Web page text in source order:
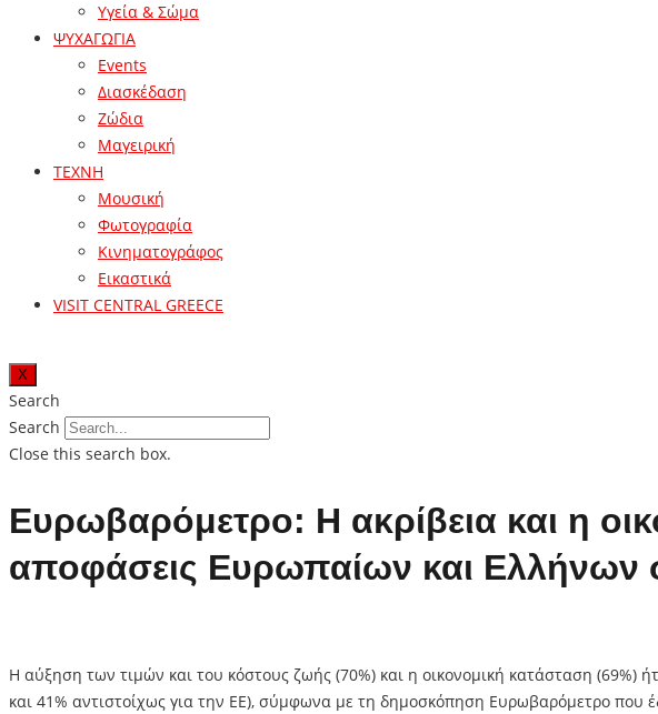
Υγεία & Σώμα
ΨΥΧΑΓΩΓΙΑ
Events
Διασκέδαση
Ζώδια
Μαγειρική
ΤΕΧΝΗ
Μουσική
Φωτογραφία
Κινηματογράφος
Εικαστικά
VISIT CENTRAL GREECE
X
Search
Search
Close this search box.
Ευρωβαρόμετρο: Η ακρίβεια και η
αποφάσεις Ευρωπαίων και Ελλήνων
Η αύξηση των τιμών και του κόστους ζωής (70%) και η οικονομική κατάσταση (69%)
και 41% αντιστοίχως για την ΕΕ), σύμφωνα με τη δημοσκόπηση Ευρωβαρόμετρο που